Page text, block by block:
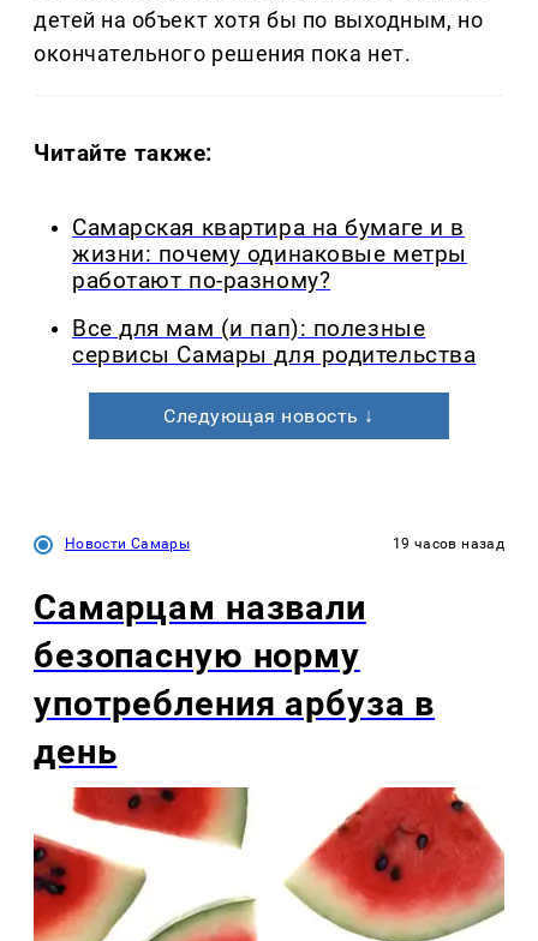
детей на объект хотя бы по выходным, но
окончательного решения пока нет.
Читайте также:
Самарская квартира на бумаге и в
жизни: почему одинаковые метры
работают по-разному?
Все для мам (и пап): полезные
сервисы Самары для родительства
Следующая новость ↓
Новости Самары 19 часов назад
Самарцам назвали
безопасную норму
употребления арбуза в
день